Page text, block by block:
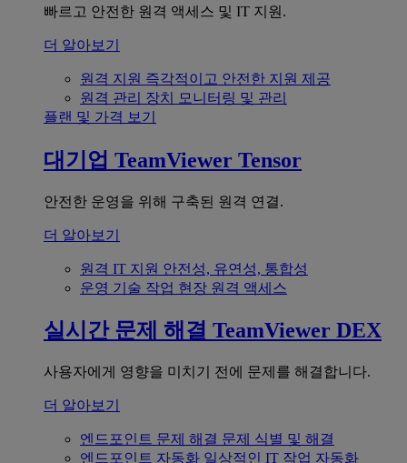
빠르고 안전한 원격 액세스 및 IT 지원.
더 알아보기
원격 지원 즉각적이고 안전한 지원 제공
원격 관리 장치 모니터링 및 관리
플랜 및 가격 보기
대기업 TeamViewer Tensor
안전한 운영을 위해 구축된 원격 연결.
더 알아보기
원격 IT 지원 안전성, 유연성, 통합성
운영 기술 작업 현장 원격 액세스
실시간 문제 해결 TeamViewer DEX
사용자에게 영향을 미치기 전에 문제를 해결합니다.
더 알아보기
엔드포인트 문제 해결 문제 식별 및 해결
엔드포인트 자동화 일상적인 IT 작업 자동화